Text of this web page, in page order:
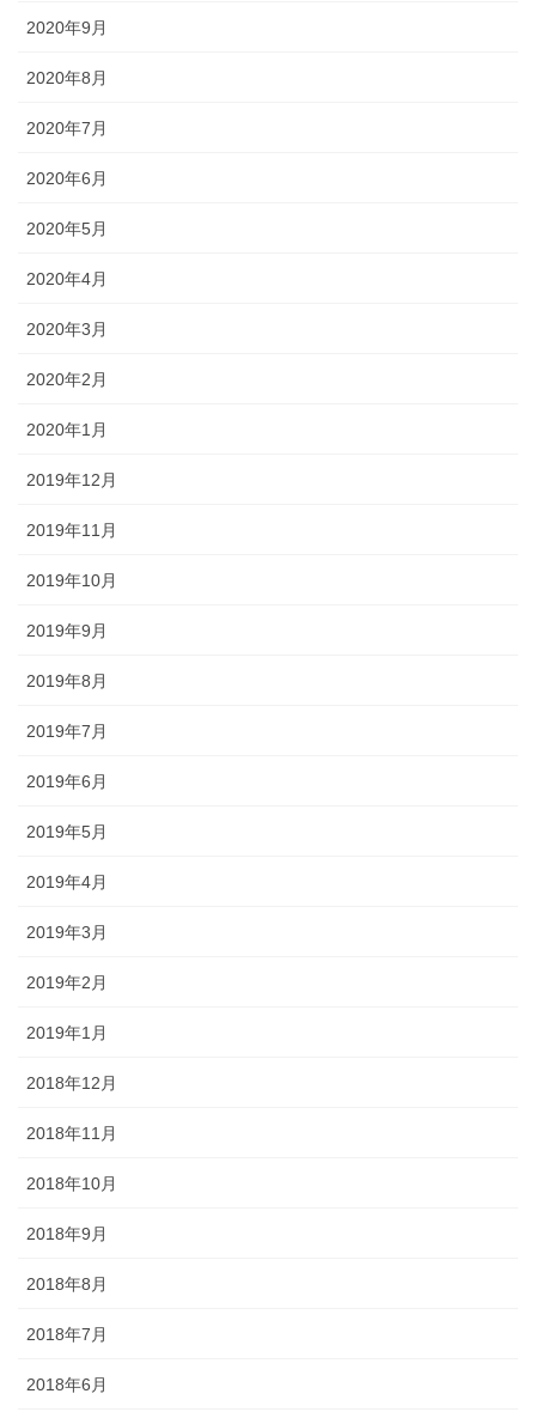
2020年9月
2020年8月
2020年7月
2020年6月
2020年5月
2020年4月
2020年3月
2020年2月
2020年1月
2019年12月
2019年11月
2019年10月
2019年9月
2019年8月
2019年7月
2019年6月
2019年5月
2019年4月
2019年3月
2019年2月
2019年1月
2018年12月
2018年11月
2018年10月
2018年9月
2018年8月
2018年7月
2018年6月